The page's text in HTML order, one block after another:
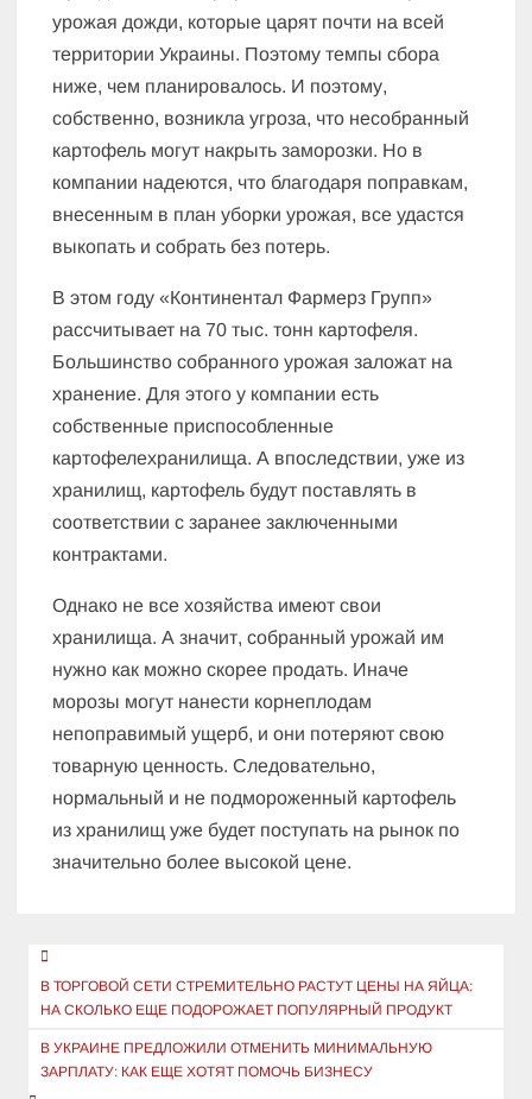
урожая дожди, которые царят почти на всей
территории Украины. Поэтому темпы сбора
ниже, чем планировалось. И поэтому,
собственно, возникла угроза, что несобранный
картофель могут накрыть заморозки. Но в
компании надеются, что благодаря поправкам,
внесенным в план уборки урожая, все удастся
выкопать и собрать без потерь.
В этом году «Континентал Фармерз Групп»
рассчитывает на 70 тыс. тонн картофеля.
Большинство собранного урожая заложат на
хранение. Для этого у компании есть
собственные приспособленные
картофелехранилища. А впоследствии, уже из
хранилищ, картофель будут поставлять в
соответствии с заранее заключенными
контрактами.
Однако не все хозяйства имеют свои
хранилища. А значит, собранный урожай им
нужно как можно скорее продать. Иначе
морозы могут нанести корнеплодам
непоправимый ущерб, и они потеряют свою
товарную ценность. Следовательно,
нормальный и не подмороженный картофель
из хранилищ уже будет поступать на рынок по
значительно более высокой цене.
Навигация
по
записям
В ТОРГОВОЙ СЕТИ СТРЕМИТЕЛЬНО РАСТУТ ЦЕНЫ НА ЯЙЦА:
НА СКОЛЬКО ЕЩЕ ПОДОРОЖАЕТ ПОПУЛЯРНЫЙ ПРОДУКТ
В УКРАИНЕ ПРЕДЛОЖИЛИ ОТМЕНИТЬ МИНИМАЛЬНУЮ
ЗАРПЛАТУ: КАК ЕЩЕ ХОТЯТ ПОМОЧЬ БИЗНЕСУ